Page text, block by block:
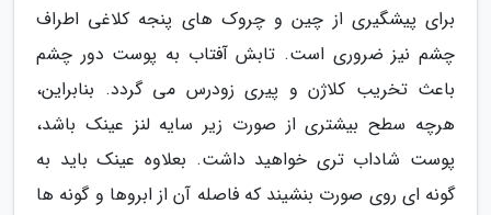
برای پیشگیری از چین و چروک های پنجه کلاغی اطراف
چشم نیز ضروری است. تابش آفتاب به پوست دور چشم
باعث تخریب کلاژن و پیری زودرس می گردد. بنابراین،
هرچه سطح بیشتری از صورت زیر سایه لنز عینک باشد،
پوست شاداب تری خواهید داشت. بعلاوه عینک باید به
گونه ای روی صورت بنشیند که فاصله آن از ابروها و گونه ها